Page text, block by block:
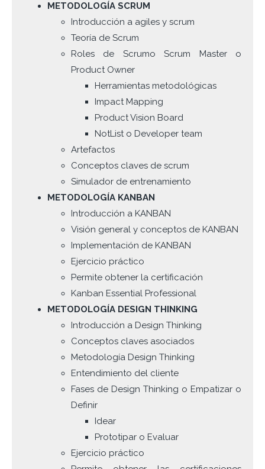
METODOLOGÍA SCRUM
Introducción a agiles y scrum
Teoría de Scrum
Roles de Scrumo Scrum Master o
Product Owner
Herramientas metodológicas
Impact Mapping
Product Vision Board
NotList o Developer team
Artefactos
Conceptos claves de scrum
Simulador de entrenamiento
METODOLOGÍA KANBAN
Introducción a KANBAN
Visión general y conceptos de KANBAN
Implementación de KANBAN
Ejercicio práctico
Permite obtener la certificación
Kanban Essential Professional
METODOLOGÍA DESIGN THINKING
Introducción a Design Thinking
Conceptos claves asociados
Metodología Design Thinking
Entendimiento del cliente
Fases de Design Thinking o Empatizar o
Definir
Idear
Prototipar o Evaluar
Ejercicio práctico